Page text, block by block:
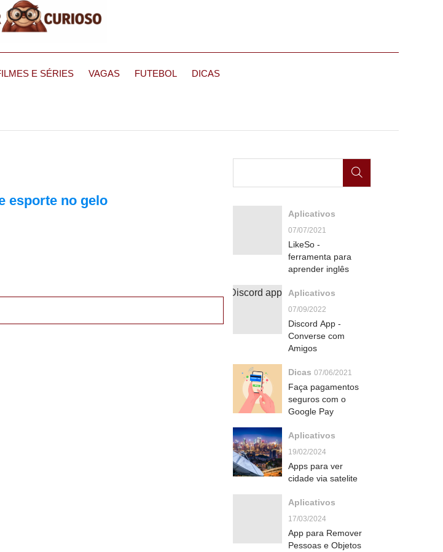
E SÉRIES VAGAS FUTEBOL DICAS
esporte no gelo
Aplicativos
07/07/2021
LikeSo -
ferramenta para
aprender inglês
Aplicativos
07/09/2022
Discord App -
Converse com
Amigos
Dicas 07/06/2021
Faça pagamentos
seguros com o
Google Pay
Aplicativos
19/02/2024
Apps para ver
cidade via satelite
Aplicativos
17/03/2024
App para Remover
Pessoas e Objetos